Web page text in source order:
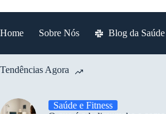
Home Sobre Nós Blog da Saúde
Tendências Agora
Saúde e Fitness